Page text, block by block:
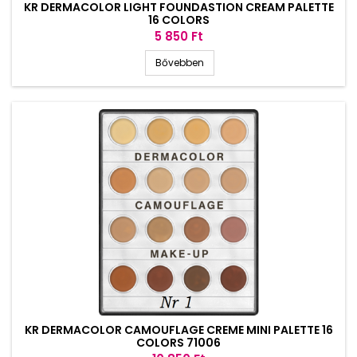
KR DERMACOLOR LIGHT FOUNDASTION CREAM PALETTE
16 COLORS
Ár
5 850 Ft
Bővebben
KR DERMACOLOR CAMOUFLAGE CREME MINI PALETTE 16
COLORS 71006